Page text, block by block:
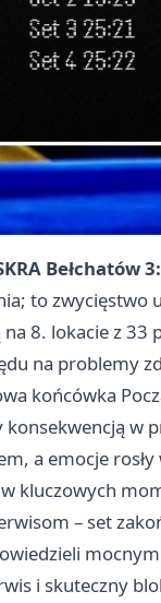
Bełchatów
to zwycięstwo
8. lokacie z
na problemy
końcówka
w
a emocje
kluczowych
– set
i skuteczny